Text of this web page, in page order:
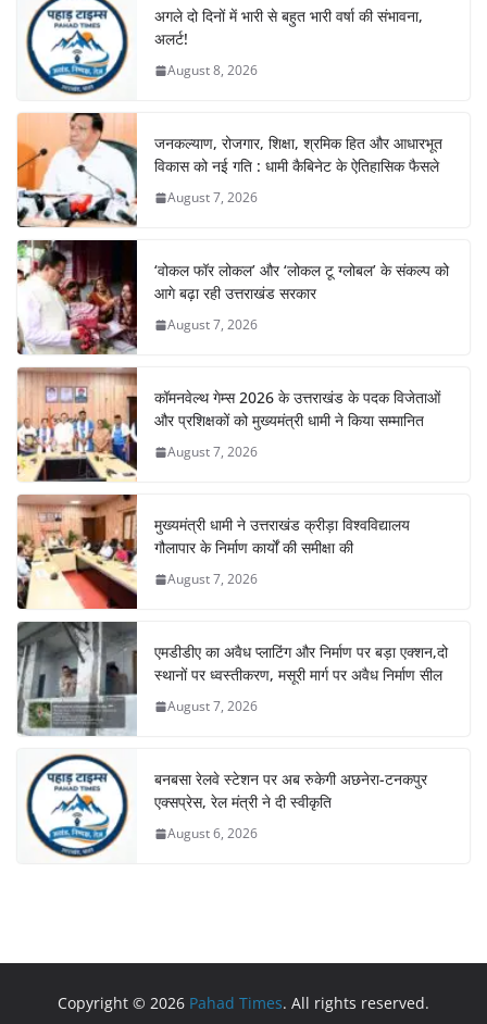
अगले दो दिनों में भारी से बहुत भारी वर्षा की संभावना,
अलर्ट!
August 8, 2026
जनकल्याण, रोजगार, शिक्षा, श्रमिक हित और आधारभूत
विकास को नई गति : धामी कैबिनेट के ऐतिहासिक फैसले
August 7, 2026
‘वोकल फॉर लोकल’ और ‘लोकल टू ग्लोबल’ के संकल्प को
आगे बढ़ा रही उत्तराखंड सरकार
August 7, 2026
कॉमनवेल्थ गेम्स 2026 के उत्तराखंड के पदक विजेताओं
और प्रशिक्षकों को मुख्यमंत्री धामी ने किया सम्मानित
August 7, 2026
मुख्यमंत्री धामी ने उत्तराखंड क्रीड़ा विश्वविद्यालय
गौलापार के निर्माण कार्यों की समीक्षा की
August 7, 2026
एमडीडीए का अवैध प्लाटिंग और निर्माण पर बड़ा एक्शन,दो
स्थानों पर ध्वस्तीकरण, मसूरी मार्ग पर अवैध निर्माण सील
August 7, 2026
बनबसा रेलवे स्टेशन पर अब रुकेगी अछनेरा-टनकपुर
एक्सप्रेस, रेल मंत्री ने दी स्वीकृति
August 6, 2026
Copyright © 2026 Pahad Times. All rights reserved.